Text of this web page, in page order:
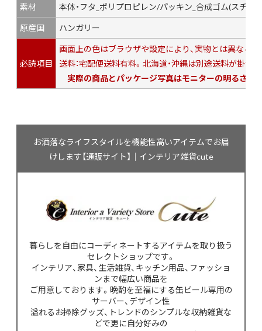
素材
本体・フタ_ポリプロピレン/パッキン_合成ゴム(スチレ
原産国
ハンガリー
必読項目
画面上の色はブラウザや設定により、実物とは異なる
送料：宅配便送料有料。北海道・沖縄は別途送料が掛か
実際の商品とパッケージ写真はモニターの明るさに
お洒落なライフスタイルを機能性高いアイテムでお届
けします【通販サイト】｜インテリア雑貨cute
暮らしを自由にコーディネートするアイテムを取り扱う
セレクトショップです。
インテリア、家具、生活雑貨、キッチン用品、ファッショ
ンまで幅広い商品を
ご用意しております。晩酌を至福にする缶ビール専用の
サーバー、デザイン性
溢れるお掃除グッズ、トレンドのシンプルな収納雑貨な
どで更に自分好みの